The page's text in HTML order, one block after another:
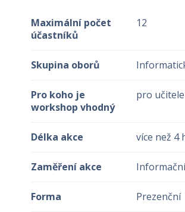
Maximální počet
účastníků
12
Skupina oborů
Pro koho je
workshop vhodný
pro
Délka akce více než 4
Zaměření akce
Forma Prezenční